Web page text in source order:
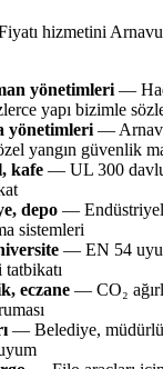
hizmetini
yönetimleri —
yapı bizimle
yönetimleri —
yangın güvenlik
kafe — UL 300
depo —
sistemleri
— EN 54
tatbikatı
eczane — CO₂
— Belediye,